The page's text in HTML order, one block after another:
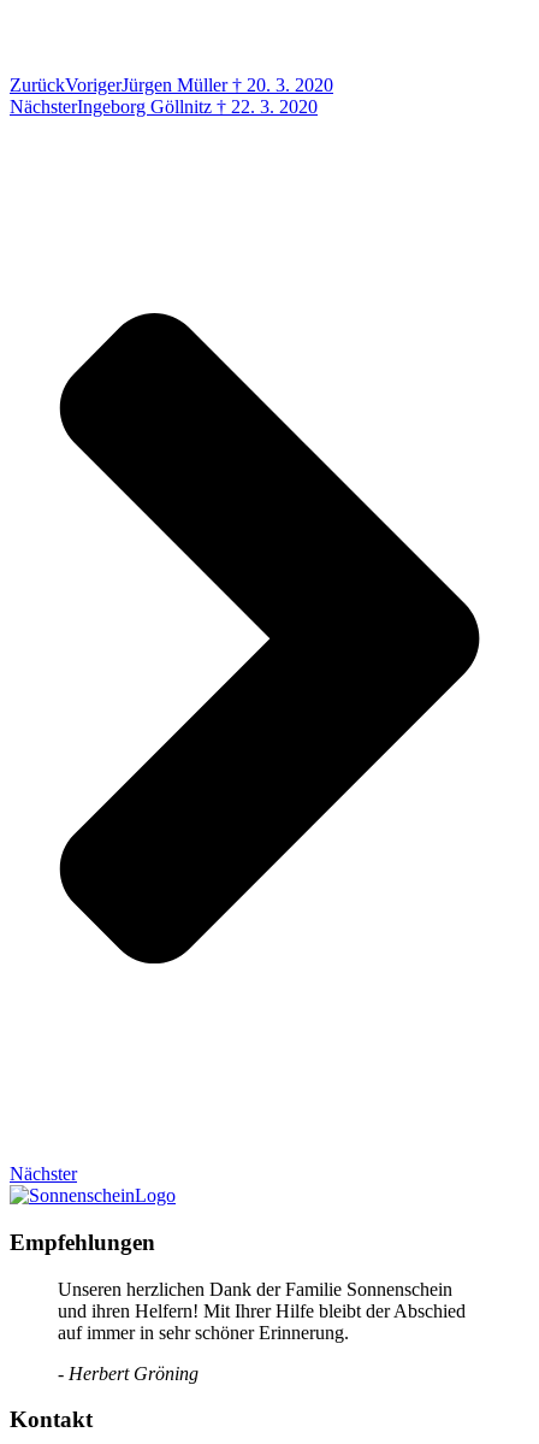
ZurückVorigerJürgen Müller † 20. 3. 2020
NächsterIngeborg Göllnitz † 22. 3. 2020
Nächster
Empfehlungen
Unseren herzlichen Dank der Familie Sonnenschein
und ihren Helfern! Mit Ihrer Hilfe bleibt der Abschied
auf immer in sehr schöner Erinnerung.
- Herbert Gröning
Kontakt